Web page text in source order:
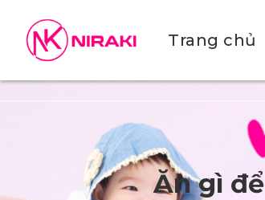
Trang chủ
Ăn gì